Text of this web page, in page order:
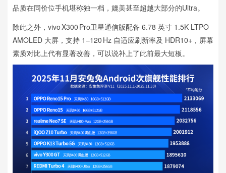
品质在同价位手机堪称独一档，媲美甚至超越大部分的Ultra。
除此之外，vivo X300 Pro卫星通信版配备 6.78 英寸 1.5K LTPO
AMOLED 大屏，支持 1–120 Hz 自适应刷新率及 HDR10+，屏幕
素质对比上代有显著改善，可以说补上了此前最大短板。